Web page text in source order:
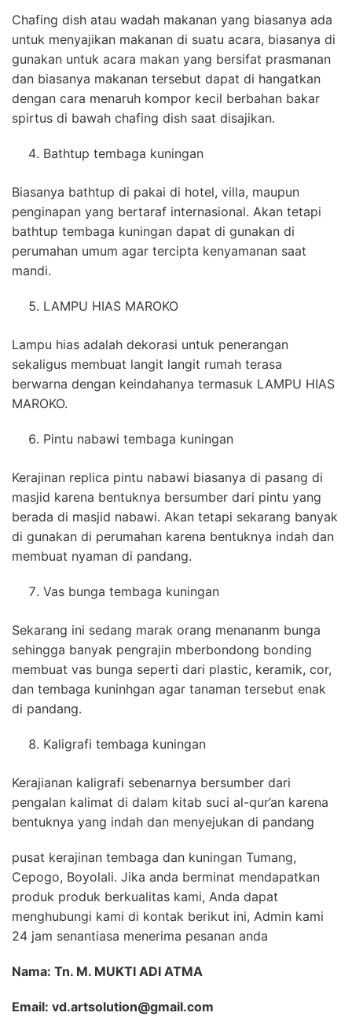
Chafing dish atau wadah makanan yang biasanya ada
untuk menyajikan makanan di suatu acara, biasanya di
gunakan untuk acara makan yang bersifat prasmanan
dan biasanya makanan tersebut dapat di hangatkan
dengan cara menaruh kompor kecil berbahan bakar
spirtus di bawah chafing dish saat disajikan.
Bathtup tembaga kuningan
Biasanya bathtup di pakai di hotel, villa, maupun
penginapan yang bertaraf internasional. Akan tetapi
bathtup tembaga kuningan dapat di gunakan di
perumahan umum agar tercipta kenyamanan saat
mandi.
LAMPU HIAS MAROKO
Lampu hias adalah dekorasi untuk penerangan
sekaligus membuat langit langit rumah terasa
berwarna dengan keindahanya termasuk LAMPU HIAS
MAROKO.
Pintu nabawi tembaga kuningan
Kerajinan replica pintu nabawi biasanya di pasang di
masjid karena bentuknya bersumber dari pintu yang
berada di masjid nabawi. Akan tetapi sekarang banyak
di gunakan di perumahan karena bentuknya indah dan
membuat nyaman di pandang.
Vas bunga tembaga kuningan
Sekarang ini sedang marak orang menananm bunga
sehingga banyak pengrajin mberbondong bonding
membuat vas bunga seperti dari plastic, keramik, cor,
dan tembaga kuninhgan agar tanaman tersebut enak
di pandang.
Kaligrafi tembaga kuningan
Kerajianan kaligrafi sebenarnya bersumber dari
pengalan kalimat di dalam kitab suci al-qur’an karena
bentuknya yang indah dan menyejukan di pandang
pusat kerajinan tembaga dan kuningan Tumang,
Cepogo, Boyolali. Jika anda berminat mendapatkan
produk produk berkualitas kami, Anda dapat
menghubungi kami di kontak berikut ini, Admin kami
24 jam senantiasa menerima pesanan anda
Nama: Tn. M. MUKTI ADI ATMA
Email: vd.artsolution@gmail.com